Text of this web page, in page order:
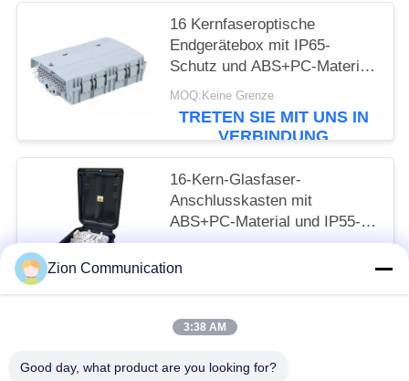
Pfad
16 Kernfaseroptische
Endgerätebox mit IP65-
Schutz und ABS+PC-Material
für sicheres
Fasermanagement
MOQ:Keine Grenze
TRETEN SIE MIT UNS IN
VERBINDUNG
16-Kern-Glasfaser-
Anschlusskasten mit
ABS+PC-Material und IP55-
Schutz für Fttx-Netzwerk
TRETEN SIE MIT UNS IN
VERBINDUNG
Zion Communication
3:38 AM
Good day, what product are you looking for?